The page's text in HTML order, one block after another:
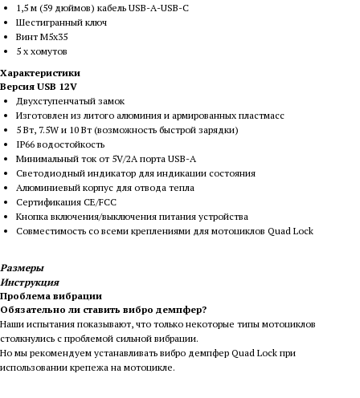
1,5 м (59 дюймов) кабель USB-A-USB-C
Шестигранный ключ
Винт M5x35
5 х хомутов
Характеристики
Версия USB 12V
Двухступенчатый замок
Изготовлен из литого алюминия и армированных пластмасс
5 Вт, 7.5W и 10 Вт (возможность быстрой зарядки)
IP66 водостойкость
Минимальный ток от 5V/2A порта USB-A
Светодиодный индикатор для индикации состояния
Алюминиевый корпус для отвода тепла
Сертификация CE/FCC
Кнопка включения/выключения питания устройства
Совместимость со всеми креплениями для мотоциклов Quad Lock
Размеры
Инструкция
Проблема вибрации
Обязательно ли ставить вибро демпфер?
Наши испытания показывают, что только некоторые типы мотоциклов
столкнулись с проблемой сильной вибрации.
Но мы рекомендуем устанавливать вибро демпфер Quad Lock при
использовании крепежа на мотоцикле.